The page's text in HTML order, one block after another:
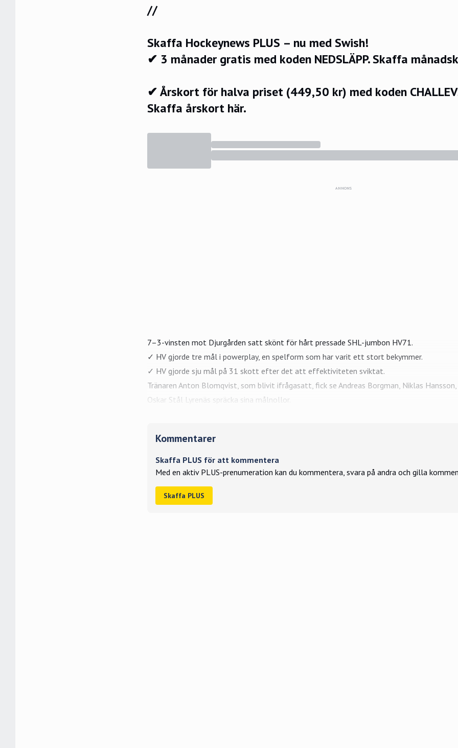
//
Skaffa Hockeynews PLUS – nu med Swish!
✔ 3 månader gratis med koden NEDSLÄPP.Skaffa
✔ Årskort för halva priset (449,50 kr) med koden
Skaffa årskort här.
ANNONS
7–3-vinsten mot Djurgården satt skönt för hårt pressade SHL-jumbon HV71.
✓ HV gjorde tre mål i powerplay, en spelform som har varit ett stort bekymmer.
✓ HV gjorde sju mål på 31 skott efter det att effektiviteten sviktat.
Tränaren Anton Blomqvist, som blivit ifrågasatt, fick se Andreas Borgman, Niklas Hansson,
Oskar Stål Lyrenäs spräcka sina målnollor.
Kommentarer
Skaffa PLUS för att kommentera
Med en aktiv PLUS-prenumeration kan du kommentera, svara på andra och gilla
Skaffa PLUS